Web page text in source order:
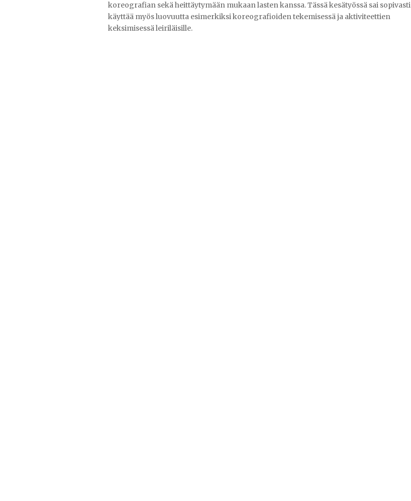
koreografian sekä heittäytymään mukaan lasten kanssa. Tässä kesätyössä sai sopivasti
käyttää myös luovuutta esimerkiksi koreografioiden tekemisessä ja aktiviteettien
keksimisessä leiriläisille.